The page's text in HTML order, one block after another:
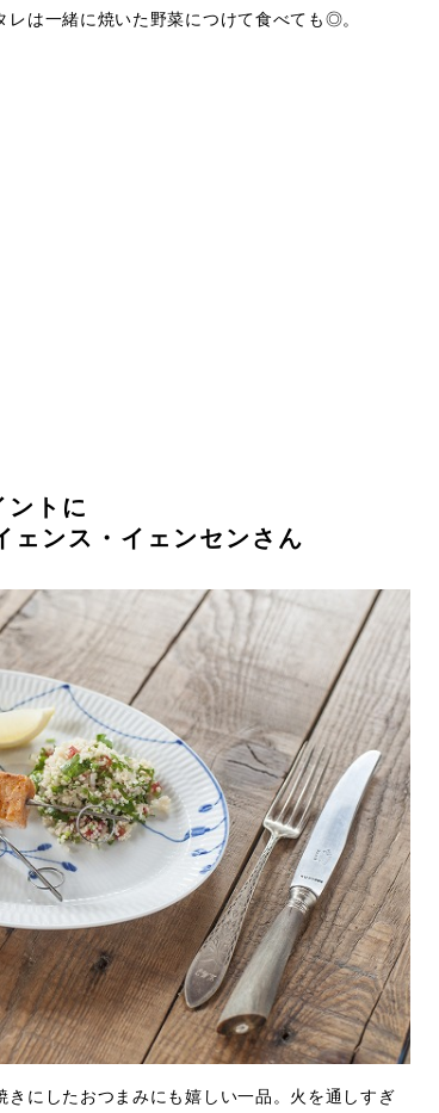
は一緒に焼いた野菜につけて食べても◎。
ントに
ェンス・イェンセンさん
にしたおつまみにも嬉しい一品。火を通しすぎ